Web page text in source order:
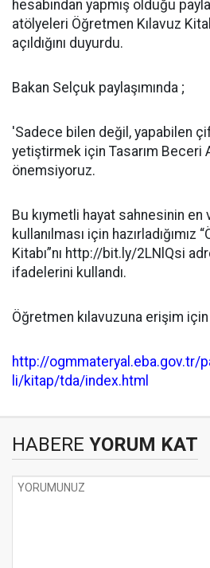
hesabından yapmış olduğu
atölyeleri Öğretmen Kılavuz
açıldığını duyurdu.
Bakan Selçuk paylaşımında ;
'Sadece bilen değil, yapabilen
yetiştirmek için Tasarım Beceri
önemsiyoruz.
Bu kıymetli hayat sahnesinin
kullanılması için hazırladığımız
Kitabı”nı http://bit.ly/2LNlQsi
ifadelerini kullandı.
Öğretmen kılavuzuna erişim için
http://ogmmateryal.eba.gov.tr/
li/kitap/tda/index.html
HABERE YORUM KAT